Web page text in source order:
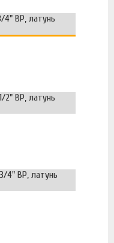
4" ВР, латунь
2" ВР, латунь
4" ВР, латунь